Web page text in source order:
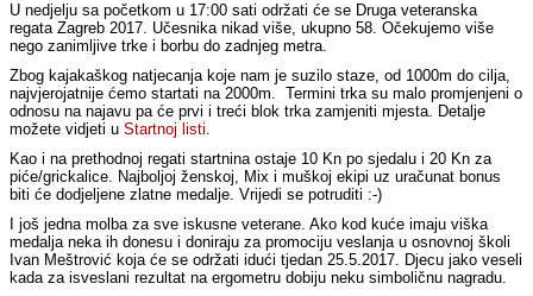
U nedjelju sa početkom u 17:00 sati održati će se Druga veteranska
regata Zagreb 2017. Učesnika nikad više, ukupno 58. Očekujemo više
nego zanimljive trke i borbu do zadnjeg metra.
Zbog kajakaškog natjecanja koje nam je suzilo staze, od 1000m do cilja,
najvjerojatnije ćemo startati na 2000m. Termini trka su malo promjenjeni o
odnosu na najavu pa će prvi i treći blok trka zamjeniti mjesta. Detalje
možete vidjeti uStartnoj listi.
Kao i na prethodnoj regati startnina ostaje 10 Kn po sjedalu i 20 Kn za
piće/grickalice. Najboljoj ženskoj, Mix i muškoj ekipi uz uračunat bonus
biti će dodjeljene zlatne medalje. Vrijedi se potruditi :-)
I još jedna molba za sve iskusne veterane. Ako kod kuće imaju viška
medalja neka ih donesu i doniraju za promociju veslanja u osnovnoj školi
Ivan Meštrović koja će se održati idući tjedan 25.5.2017. Djecu jako veseli
kada za isveslani rezultat na ergometru dobiju neku simboličnu nagradu.